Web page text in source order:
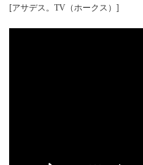
[アサデス。TV（ホークス）]